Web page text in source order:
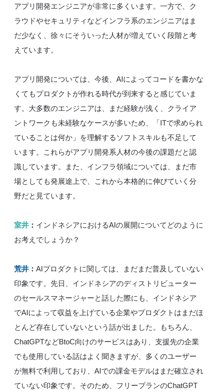
アプリ開発エンジニアが非常に多くいます。一方で、ク
ラウドやセキュリティなどインフラ系のエンジニアはま
だ少なく、徐々にそういった人材が増えていく段階と考
えています。
アプリ開発については、今後、AIによってコードを書かな
くてもプロダクトが作れる時代が到来すると感じていま
す。大多数のエンジニアは、まだ経験が浅く、クライア
ントワークも未経験なケースが多いため、「ITで求められ
ていることは何か」を理解するソフトスキルも不足して
います。これらがアプリ開発系人材の今後の課題だと認
識しています。また、インフラ領域については、まだ市
場としても発展途上で、これから本格的に伸びていく分
野だと見ています。
室井 ： インドネシアにおけるAIの展開についてどのように
お考えでしょうか？
荒井 ：AIプロダクトに関しては、まだまだ普及していない
印象です。先日、インドネシアのディストリビューター
のセールスマネージャーと話した際にも、インドネシア
でAIによって収益を上げている企業やプロダクトはまだほ
とんど存在していないという話が出ました。もちろん、
ChatGPTなどBtoC向けのサービスはあり、支援先の企業
でも使用している話はよく聞きますが、多くのユーザー
が無料で利用しており、AIでの課金モデルはまだ確立され
ていない印象です。そのため、フリープランのChatGPT